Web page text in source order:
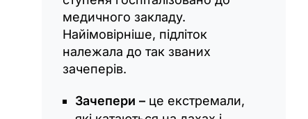
медичного закладу.
Найімовірніше, підліток
належала до так званих
зачеперів.
Зачепери – це екстремали,